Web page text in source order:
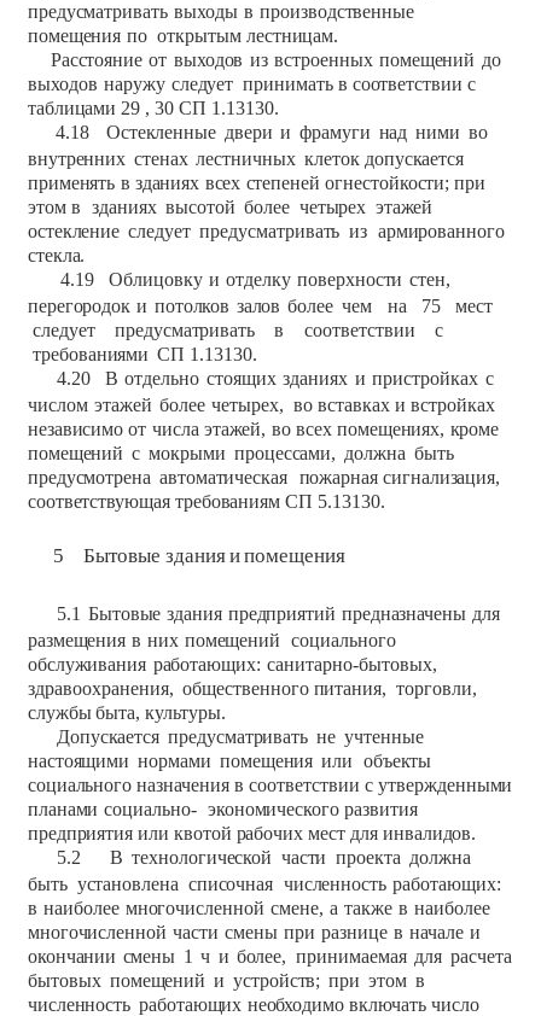
предусматривать выходы в производственные
помещения по открытым лестницам.
Расстояние от выходов из встроенных помещений до
выходов наружу следует приниматьв соответствии с
таблицами 29 , 30 СП 1.13130.
4.18
Остекленные двери и фрамуги над ними во
внутренних стенах лестничных клеток допускается
применять в зданиях всех степеней огнестойкости; при
этом в зданиях высотой более четырех этажей
остекление следует предусматривать из армированного
стекла.
4.19
Облицовку и отделку поверхности стен,
перегородок и потолков залов более чем на 75
мест
следует
предусматривать в соответствии
с
требованиями СП 1.13130.
4.20
В отдельно стоящих зданиях и пристройках с
числом этажей более четырех, во вставках и встройках
независимо от числа этажей, во всех помещениях, кроме
помещений с мокрыми процессами, должна быть
предусмотрена автоматическая пожарная сигнализация,
соответствующая требованиям СП 5.13130.
5 Бытовые зданияипомещения
5.1 Бытовые здания предприятий предназначены для
размещения в них помещений социального
обслуживания работающих: санитарно-бытовых,
здравоохранения, общественного питания, торговли,
службыбыта,культуры.
Допускается предусматривать не учтенные
настоящими нормами помещения или объекты
социального назначения в соответствии с утвержденными
планами социально- экономического развития
предприятия или квотой рабочих местдля инвалидов.
5.2
В технологической части проекта должна
быть установлена списочная численность работающих:
в наиболее многочисленной смене, а также в наиболее
многочисленной части смены при разнице в начале и
окончании смены 1 ч и более, принимаемая для расчета
бытовых помещений и устройств; при этом в
численность работающих необходимо включать число